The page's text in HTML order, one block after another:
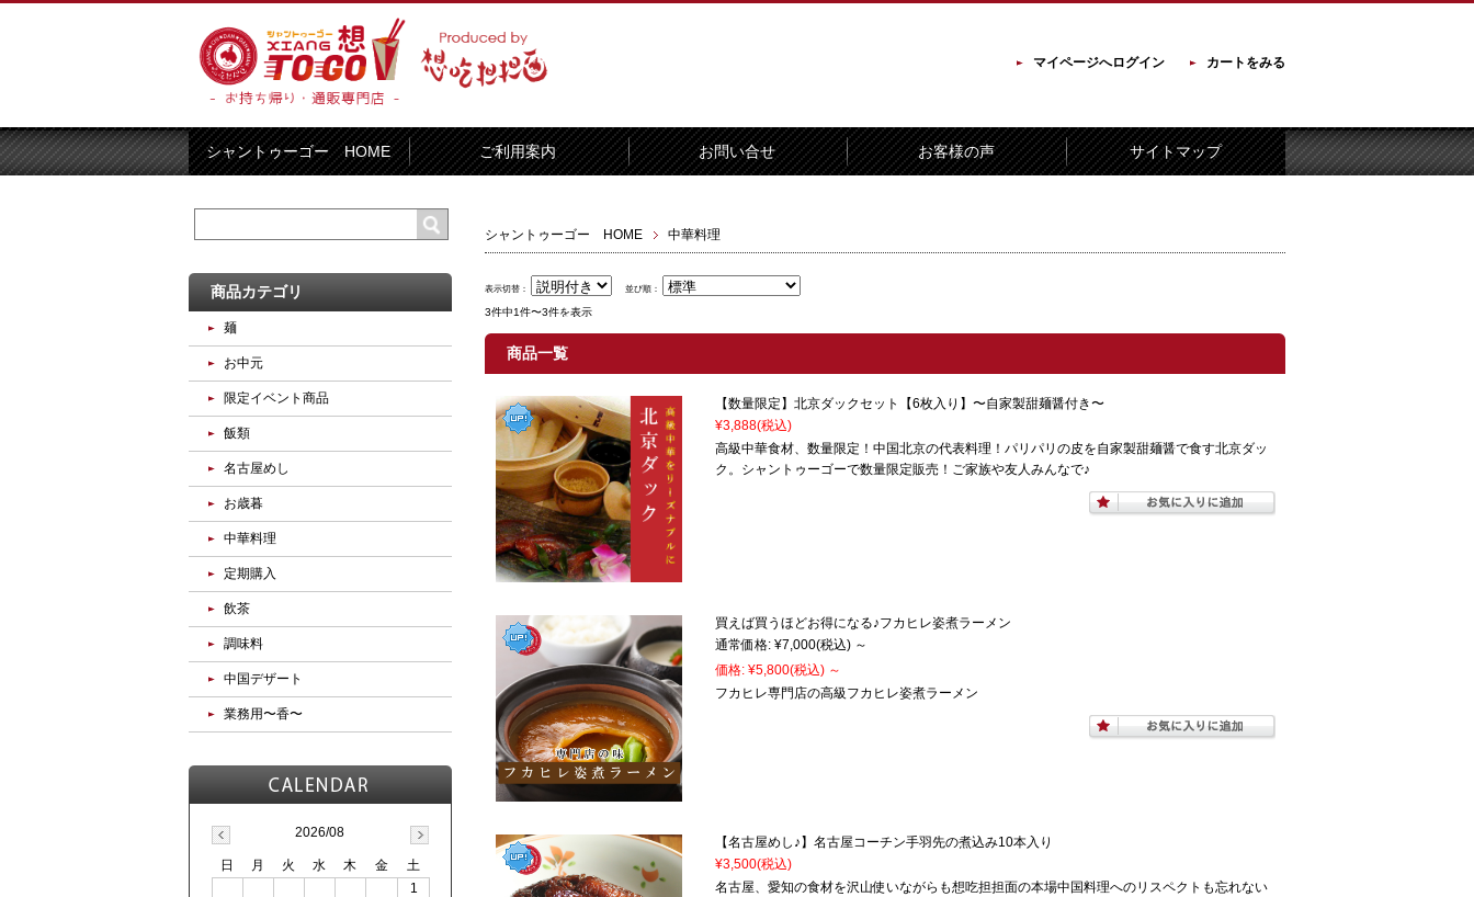
マイページへログイン カートをみる
シャントゥーゴー HOME ご利用案内 お問い合せ お客様の声 サイトマップ
シャントゥーゴー HOME 中華料理
表示切替： 並び順：
3件中1件〜3件を表示
商品一覧
【数量限定】北京ダックセット【6枚入り】〜自家製甜麺醤付き〜
¥3,888(税込)
高級中華食材、数量限定！中国北京の代表料理！パリパリの皮を自家製甜麺醤で食す北京ダッ
ク。シャントゥーゴーで数量限定販売！ご家族や友人みんなで♪
買えば買うほどお得になる♪フカヒレ姿煮ラーメン
通常価格: ¥7,000(税込) ～
価格: ¥5,800(税込) ～
フカヒレ専門店の高級フカヒレ姿煮ラーメン
【名古屋めし♪】名古屋コーチン手羽先の煮込み10本入り
¥3,500(税込)
名古屋、愛知の食材を沢山使いながらも想吃担担面の本場中国料理へのリスペクトも忘れない
商品カテゴリ
麺
お中元
限定イベント商品
飯類
名古屋めし
お歳暮
中華料理
定期購入
飲茶
調味料
中国デザート
業務用〜香〜
2026/08
日 月 火 水 木 金
土
1